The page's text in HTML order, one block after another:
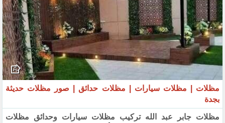
مظلات | مظلات سيارات | مظلات حدائق | صور مظلات حديثة
بجدة
مظلات جابر عبد الله تركيب مظلات سيارات وحدائق مظلات